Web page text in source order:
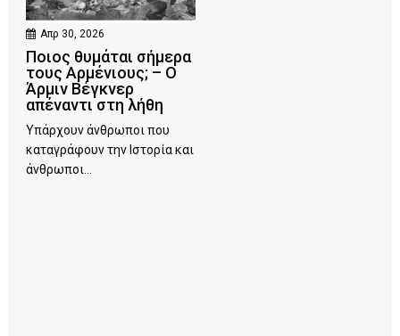
Απρ 30, 2026
Ποιος θυμάται σήμερα
τους Αρμένιους; – Ο
Άρμιν Βέγκνερ
απέναντι στη λήθη
Υπάρχουν άνθρωποι που
καταγράφουν την Ιστορία και
άνθρωποι...